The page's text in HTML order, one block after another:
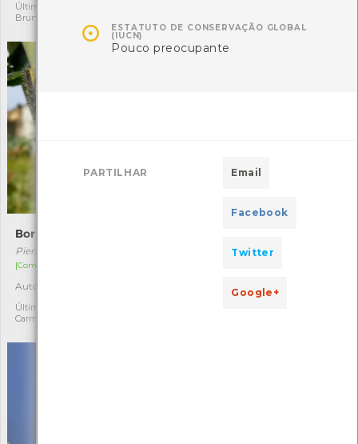
Última observação por:
Bruna Ruschel Pires
Borboleta-das-couves
Pieris brassicae
[Comum]
Autóctone
Última observação por:
Carmen Pereira
Fucus serratus
Autóctone
 ESTATUTO DE CONSERVAÇÃO GLOBAL
(IUCN)
Pouco preocupante
PARTILHAR Email
Facebook
Twitter
Google+